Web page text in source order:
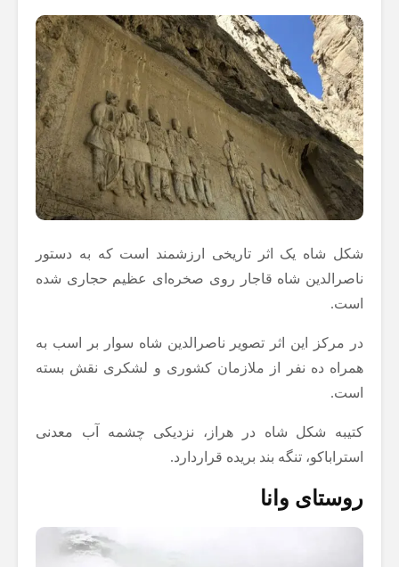
شکل شاه یک اثر تاریخی ارزشمند است که به دستور
ناصرالدین شاه قاجار روی صخره‌ای عظیم حجاری شده
است.
در مرکز این اثر تصویر ناصرالدین شاه سوار بر اسب به
همراه ده نفر از ملازمان کشوری و لشکری نقش بسته
است.
کتیبه شکل شاه در هراز، نزدیکی چشمه آب معدنی
استراباکو، تنگه بند بریده قراردارد.
روستای وانا